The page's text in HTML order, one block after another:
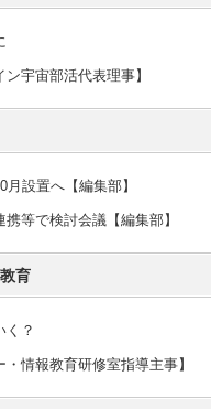
宇宙部活代表理事】
設置へ【編集部】
等で検討会議【編集部】
育
く？
情報教育研修室指導主事】